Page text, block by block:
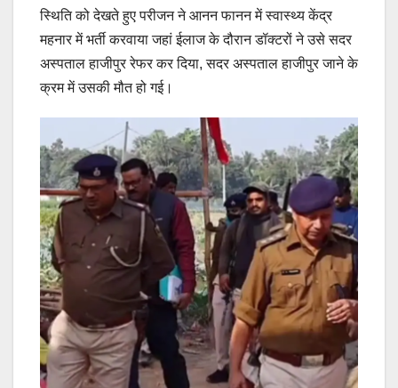
स्थिति को देखते हुए परीजन ने आनन फानन में स्वास्थ्य केंद्र
महनार में भर्ती करवाया जहां ईलाज के दौरान डॉक्टरों ने उसे सदर
अस्पताल हाजीपुर रेफर कर दिया, सदर अस्पताल हाजीपुर जाने के
क्रम में उसकी मौत हो गई।